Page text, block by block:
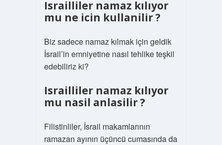
Israilliler namaz kılıyor
mu ne icin kullanilir ?
Biz sadece namaz kılmak için geldik
İsrail’in emniyetine nasıl tehlike teşkil
edebiliriz ki?
Israilliler namaz kılıyor
mu nasil anlasilir ?
Filistinliler, İsrail makamlarının
ramazan ayının üçüncü cumasında da